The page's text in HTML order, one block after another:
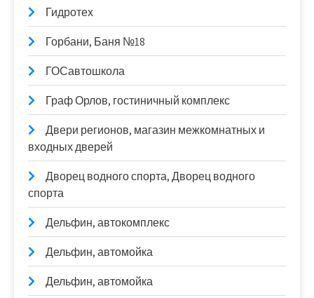
Гидротех
Горбани, Баня №18
ГОСавтошкола
Граф Орлов, гостиничный комплекс
Двери регионов, магазин межкомнатных и
входных дверей
Дворец водного спорта, Дворец водного
спорта
Дельфин, автокомплекс
Дельфин, автомойка
Дельфин, автомойка